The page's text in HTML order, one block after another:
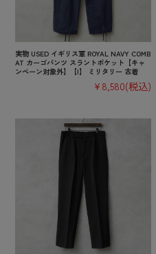
実物 USED イギリス軍 ROYAL NAVY COMB
AT カーゴパンツ スラントポケット【キャ
ンペーン対象外】【I】 ミリタリー 古着
¥8,580(税込)